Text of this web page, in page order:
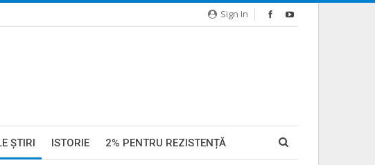
Sign In
ŞTIRI ISTORIE 2% PENTRU REZISTENȚĂ